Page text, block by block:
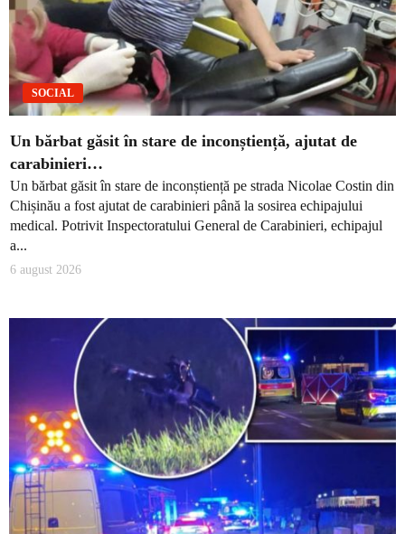
SOCIAL
Un bărbat găsit în stare de inconștiență, ajutat de
carabinieri…
Un bărbat găsit în stare de inconștiență pe strada Nicolae Costin din
Chișinău a fost ajutat de carabinieri până la sosirea echipajului
medical. Potrivit Inspectoratului General de Carabinieri, echipajul
a...
6 august 2026